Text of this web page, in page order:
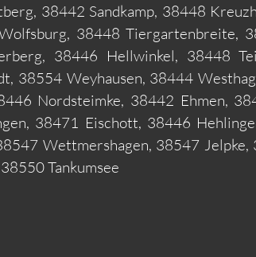
38442 Sandkamp, 38448
38448 Tiergartenbreite,
38446 Hellwinkel, 38448
38554 Weyhausen, 38444
Nordsteimke, 38442 Ehmen,
38471 Eischott, 38446
Wettmershagen, 38547
Tankumsee